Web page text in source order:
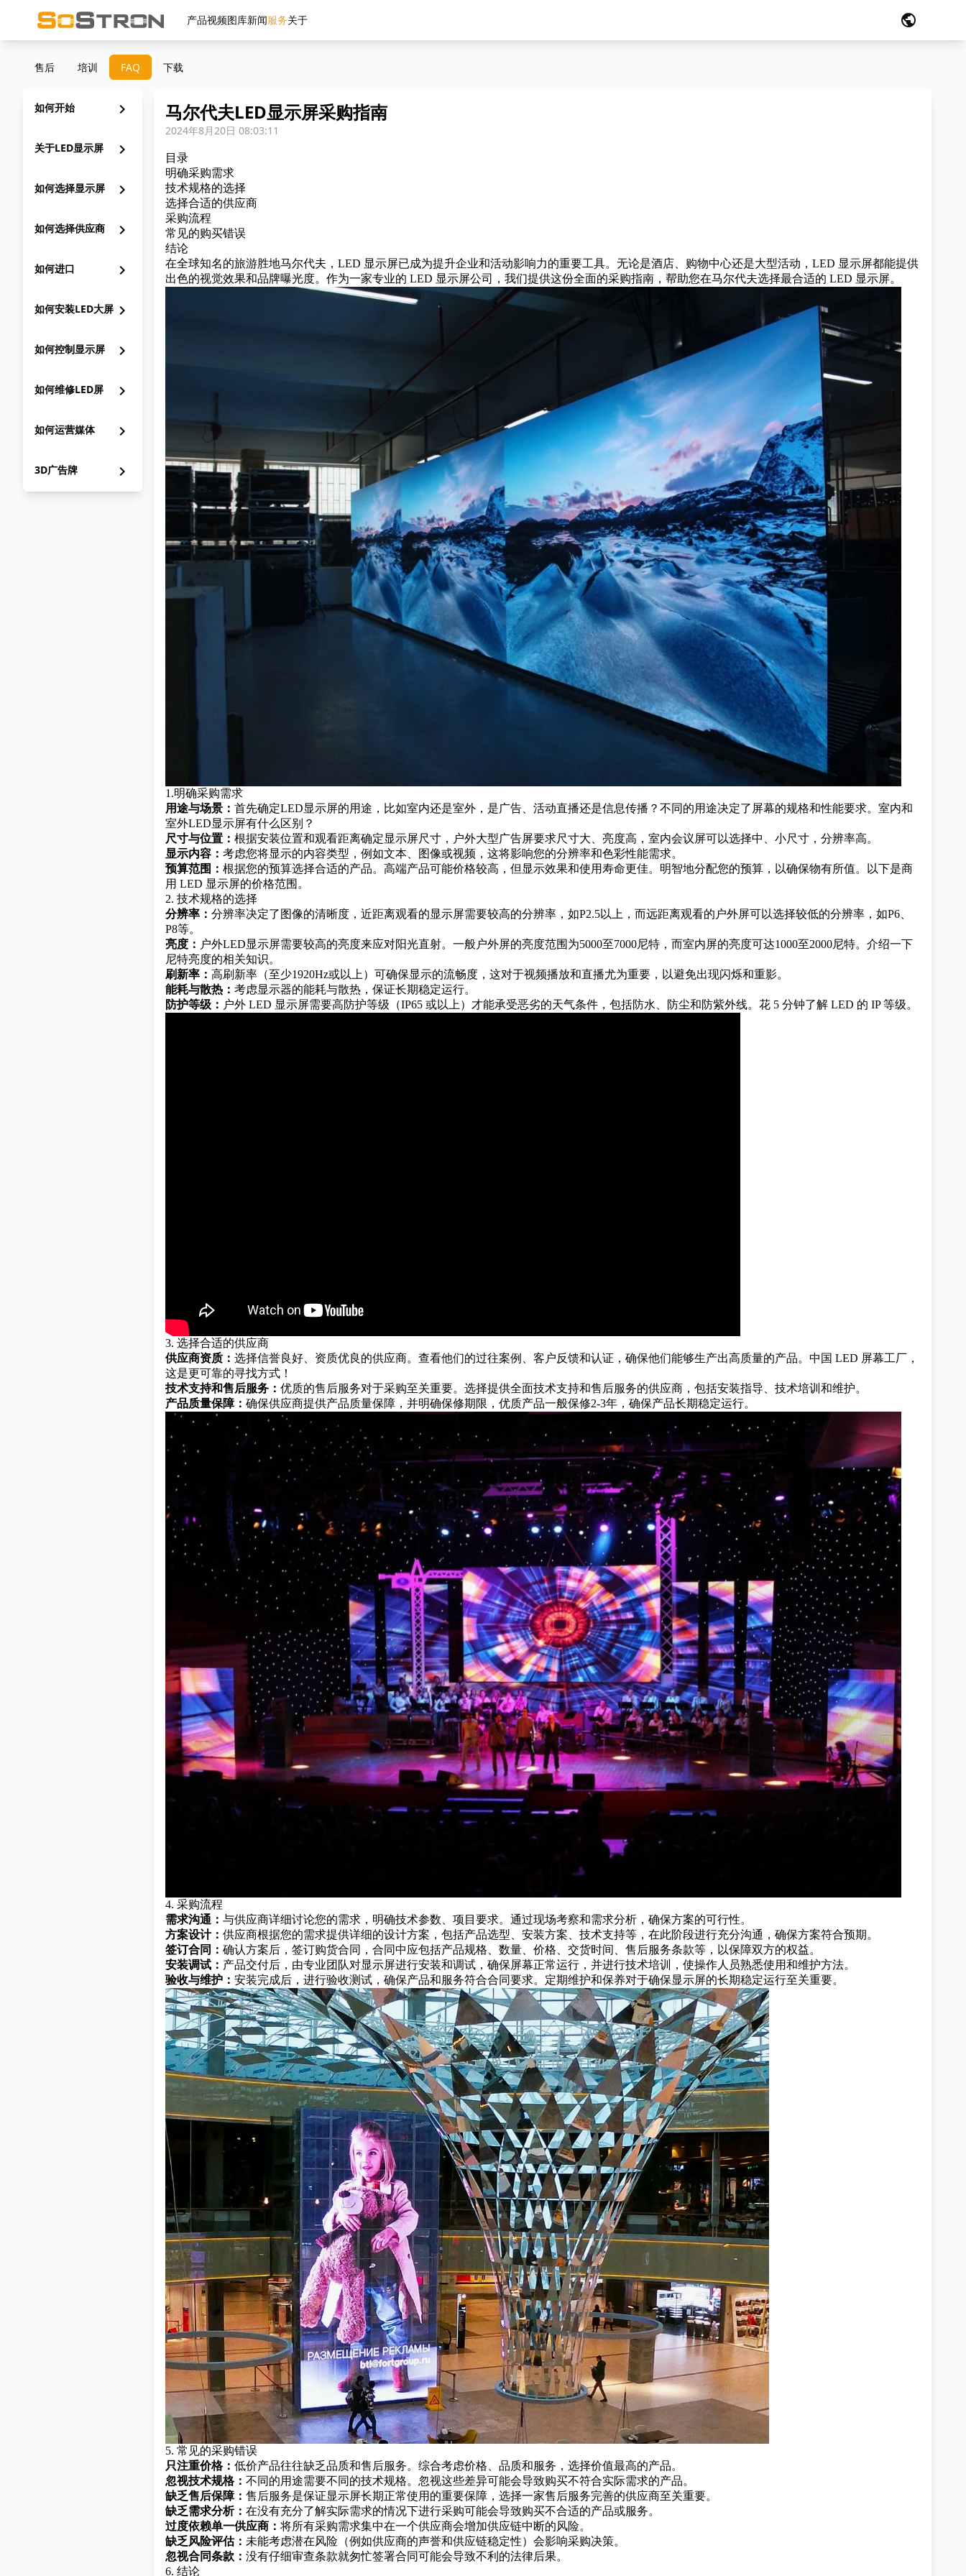
产品视频图库新闻服务关于 public
售后 培训 FAQ 下载
如何开始 chevron_right
关于LED显示屏 chevron_right
如何选择显示屏 chevron_right
如何选择供应商 chevron_right
如何进口 chevron_right
如何安装LED大屏 chevron_right
如何控制显示屏 chevron_right
如何维修LED屏 chevron_right
如何运营媒体 chevron_right
3D广告牌 chevron_right
马尔代夫LED显示屏采购指南
2024年8月20日 08:03:11
目录
明确采购需求
技术规格的选择
选择合适的供应商
采购流程
常见的购买错误
结论
在全球知名的旅游胜地马尔代夫，LED 显示屏已成为提升企业和活动影响力的重要工具。无论是酒店、购物中心还是大型活动，LED 显示屏都能提供
出色的视觉效果和品牌曝光度。作为一家专业的 LED 显示屏公司，我们提供这份全面的采购指南，帮助您在马尔代夫选择最合适的 LED 显示屏。
1.明确采购需求
用途与场景： 首先确定LED显示屏的用途，比如室内还是室外，是广告、活动直播还是信息传播？不同的用途决定了屏幕的规格和性能要求。 室内和
室外LED显示屏有什么区别？
尺寸与位置： 根据安装位置和观看距离确定显示屏尺寸，户外大型广告屏要求尺寸大、亮度高，室内会议屏可以选择中、小尺寸，分辨率高。
显示内容： 考虑您将显示的内容类型，例如文本、图像或视频，这将影响您的分辨率和色彩性能需求。
预算范围： 根据您的预算选择合适的产品。高端产品可能价格较高，但显示效果和使用寿命更佳。明智地分配您的预算，以确保物有所值。
以下是商
用 LED 显示屏的价格范围。
2. 技术规格的选择
分辨率： 分辨率决定了图像的清晰度，近距离观看的显示屏需要较高的分辨率，如P2.5以上，而远距离观看的户外屏可以选择较低的分辨率，如P6、
P8等。
亮度： 户外LED显示屏需要较高的亮度来应对阳光直射。一般户外屏的亮度范围为5000至7000尼特，而室内屏的亮度可达1000至2000尼特。 介绍一下
尼特亮度的相关知识。
刷新率： 高刷新率（至少1920Hz或以上）可确保显示的流畅度，这对于视频播放和直播尤为重要，以避免出现闪烁和重影。
能耗与散热： 考虑显示器的能耗与散热，保证长期稳定运行。
防护等级： 户外 LED 显示屏需要高防护等级（IP65 或以上）才能承受恶劣的天气条件，包括防水、防尘和防紫外线。 花 5 分钟了解 LED 的 IP 等级。
3. 选择合适的供应商
供应商资质： 选择信誉良好、资质优良的供应商。查看他们的过往案例、客户反馈和认证，确保他们能够生产出高质量的产品。 中国 LED 屏幕工厂，
这是更可靠的寻找方式！
技术支持和售后服务： 优质的售后服务对于采购至关重要。选择提供全面技术支持和售后服务的供应商，包括安装指导、技术培训和维护。
产品质量保障： 确保供应商提供产品质量保障，并明确保修期限，优质产品一般保修2-3年，确保产品长期稳定运行。
4. 采购流程
需求沟通： 与供应商详细讨论您的需求，明确技术参数、项目要求。通过现场考察和需求分析，确保方案的可行性。
方案设计： 供应商根据您的需求提供详细的设计方案，包括产品选型、安装方案、技术支持等，在此阶段进行充分沟通，确保方案符合预期。
签订合同： 确认方案后，签订购货合同，合同中应包括产品规格、数量、价格、交货时间、售后服务条款等，以保障双方的权益。
安装调试： 产品交付后，由专业团队对显示屏进行安装和调试，确保屏幕正常运行，并进行技术培训，使操作人员熟悉使用和维护方法。
验收与维护： 安装完成后，进行验收测试，确保产品和服务符合合同要求。定期维护和保养对于确保显示屏的长期稳定运行至关重要。
5. 常见的采购错误
只注重价格： 低价产品往往缺乏品质和售后服务。综合考虑价格、品质和服务，选择价值最高的产品。
忽视技术规格： 不同的用途需要不同的技术规格。忽视这些差异可能会导致购买不符合实际需求的产品。
缺乏售后保障： 售后服务是保证显示屏长期正常使用的重要保障，选择一家售后服务完善的供应商至关重要。
缺乏需求分析： 在没有充分了解实际需求的情况下进行采购可能会导致购买不合适的产品或服务。
过度依赖单一供应商： 将所有采购需求集中在一个供应商会增加供应链中断的风险。
缺乏风险评估： 未能考虑潜在风险（例如供应商的声誉和供应链稳定性）会影响采购决策。
忽视合同条款： 没有仔细审查条款就匆忙签署合同可能会导致不利的法律后果。
6. 结论